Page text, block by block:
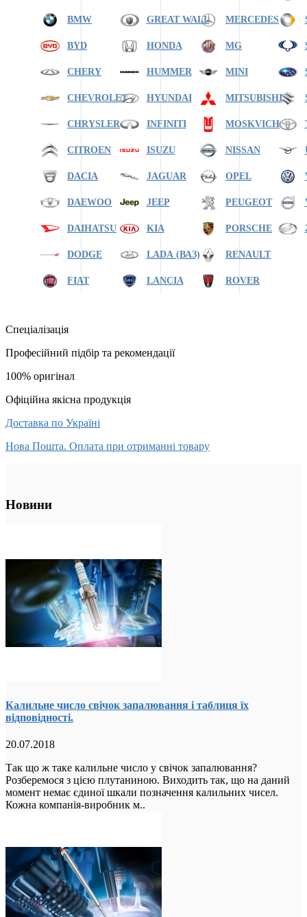
BMW
BYD
CHERY
CHEVROLET
CHRYSLER
CITROEN
DACIA
DAEWOO
DAIHATSU
DODGE
FIAT
GREAT WALL
HONDA
HUMMER
HYUNDAI
INFINITI
ISUZU
JAGUAR
JEEP
KIA
LADA (ВАЗ)
LANCIA
MERCEDES
MG
MINI
MITSUBISHI
MOSKVICH
NISSAN
OPEL
PEUGEOT
PORSCHE
RENAULT
ROVER
Спеціалізація
Професійний підбір та рекомендації
100% оригінал
Офіційна якісна продукція
Доставка по Україні
Нова Пошта. Оплата при отриманні товару
Новини
Калильне число свічок запалювання і таблиця їх
відповідності.
20.07.2018
Так що ж таке калильне число у свічок запалювання?
Розберемося з цією плутаниною. Виходить так, що на даний
момент немає єдиної шкали позначення калильних чисел.
Кожна компанія-виробник м..